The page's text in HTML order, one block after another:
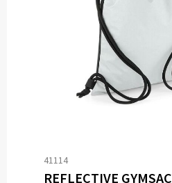
41114
REFLECTIVE GYMSAC